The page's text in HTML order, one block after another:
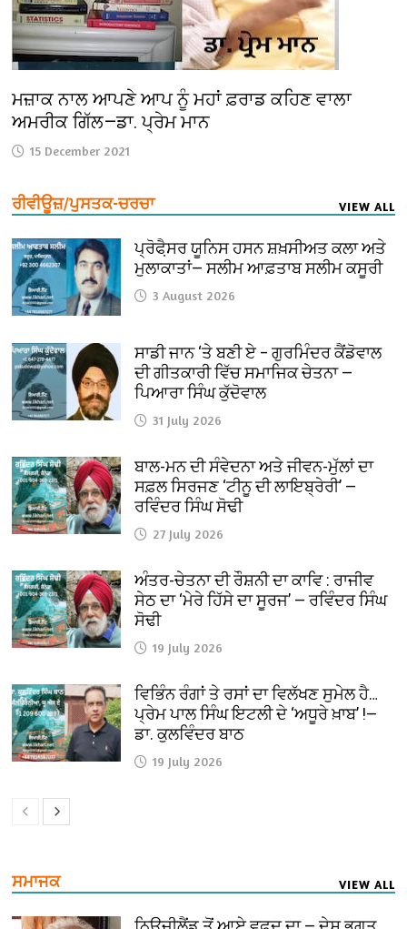
ਮਜ਼ਾਕ ਨਾਲ ਆਪਣੇ ਆਪ ਨੂੰ ਮਹਾਂ ਫ਼ਰਾਡ ਕਹਿਣ ਵਾਲਾ
ਅਮਰੀਕ ਗਿੱਲ—ਡਾ. ਪ੍ਰੇਮ ਮਾਨ
15 December 2021
ਰੀਵੀਊਜ਼/ਪੁਸਤਕ-ਚਰਚਾ VIEW ALL
ਪ੍ਰੋਫੈ਼ਸਰ ਯੂਨਿਸ ਹਸਨ ਸ਼ਖ਼ਸੀਅਤ ਕਲਾ ਅਤੇ
ਮੁਲਾਕਾਤਾਂ— ਸਲੀਮ ਆਫ਼ਤਾਬ ਸਲੀਮ ਕਸੂਰੀ
3 August 2026
ਸਾਡੀ ਜਾਨ ‘ਤੇ ਬਣੀ ਏ – ਗੁਰਮਿੰਦਰ ਕੈਂਡੋਵਾਲ
ਦੀ ਗੀਤਕਾਰੀ ਵਿੱਚ ਸਮਾਜਿਕ ਚੇਤਨਾ —
ਪਿਆਰਾ ਸਿੰਘ ਕੁੱਦੋਵਾਲ
31 July 2026
ਬਾਲ-ਮਨ ਦੀ ਸੰਵੇਦਨਾ ਅਤੇ ਜੀਵਨ-ਮੁੱਲਾਂ ਦਾ
ਸਫ਼ਲ ਸਿਰਜਣ ‘ਟੀਨੂ ਦੀ ਲਾਇਬ੍ਰੇਰੀ’ —
ਰਵਿੰਦਰ ਸਿੰਘ ਸੋਢੀ
27 July 2026
ਅੰਤਰ-ਚੇਤਨਾ ਦੀ ਰੌਸ਼ਨੀ ਦਾ ਕਾਵਿ : ਰਾਜੀਵ
ਸੇਠ ਦਾ ‘ਮੇਰੇ ਹਿੱਸੇ ਦਾ ਸੂਰਜ’ — ਰਵਿੰਦਰ ਸਿੰਘ
ਸੋਢੀ
19 July 2026
ਵਿਭਿੰਨ ਰੰਗਾਂ ਤੇ ਰਸਾਂ ਦਾ ਵਿਲੱਖਣ ਸੁਮੇਲ ਹੈ…
ਪ੍ਰੇਮ ਪਾਲ ਸਿੰਘ ਇਟਲੀ ਦੇ ‘ਅਧੂਰੇ ਖ਼ਾਬ’ !—
ਡਾ. ਕੁਲਵਿੰਦਰ ਬਾਠ
19 July 2026
ਸਮਾਜਕ VIEW ALL